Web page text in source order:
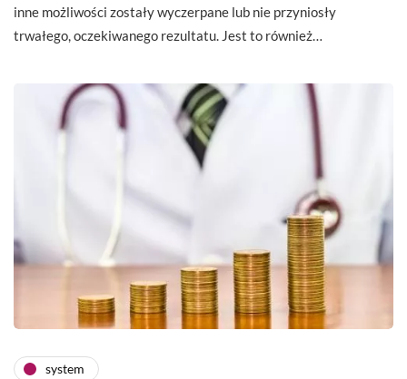
inne możliwości zostały wyczerpane lub nie przyniosły
trwałego, oczekiwanego rezultatu. Jest to również…
system